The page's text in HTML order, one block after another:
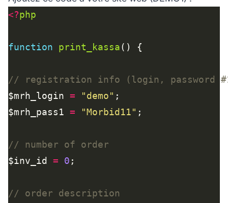
<?php
function print_kassa
$mrh_login = "demo"
$mrh_pass1 = "Morbid11"
$inv_id = 0